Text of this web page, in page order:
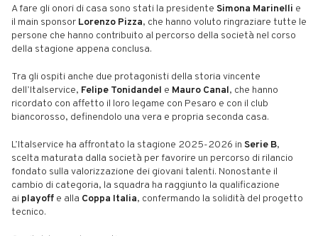
A fare gli onori di casa sono stati la presidente Simona Marinelli e
il main sponsor Lorenzo Pizza, che hanno voluto ringraziare tutte le
persone che hanno contribuito al percorso della società nel corso
della stagione appena conclusa.
Tra gli ospiti anche due protagonisti della storia vincente
dell’Italservice, Felipe Tonidandel e Mauro Canal, che hanno
ricordato con affetto il loro legame con Pesaro e con il club
biancorosso, definendolo una vera e propria seconda casa.
L’Italservice ha affrontato la stagione 2025-2026 in Serie B,
scelta maturata dalla società per favorire un percorso di rilancio
fondato sulla valorizzazione dei giovani talenti. Nonostante il
cambio di categoria, la squadra ha raggiunto la qualificazione
ai playoff e alla Coppa Italia, confermando la solidità del progetto
tecnico.